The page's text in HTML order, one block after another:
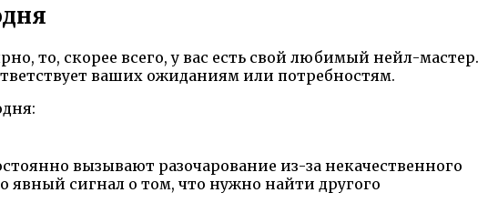
то, скорее всего, у вас есть свой любимый нейл-мастер.
ваших ожиданиям или потребностям.
вызывают разочарование из-за некачественного
сигнал о том, что нужно найти другого